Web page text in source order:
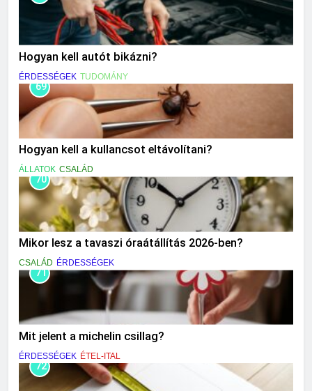
Hogyan kell autót bikázni?
ÉRDESSÉGEK TUDOMÁNY
69
Hogyan kell a kullancsot eltávolítani?
ÁLLATOK CSALÁD
70
Mikor lesz a tavaszi óraátállítás 2026-ben?
CSALÁD ÉRDESSÉGEK
71
Mit jelent a michelin csillag?
ÉRDESSÉGEK ÉTEL-ITAL
72